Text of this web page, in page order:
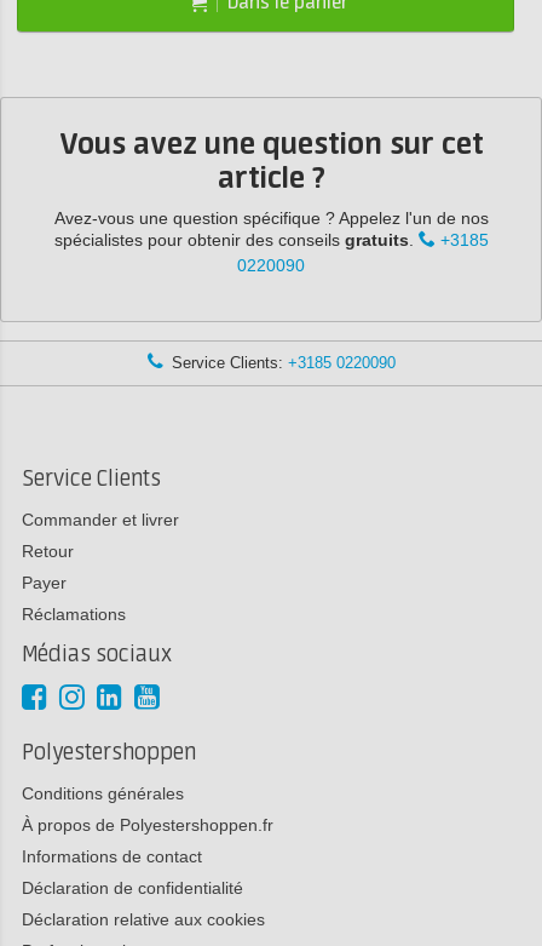
Vous avez une question sur cet
article ?
Avez-vous une question spécifique ? Appelez l'un de nos
spécialistes pour obtenir des conseils gratuits
+3185
0220090
Service Clients: +3185 0220090
Service Clients
Commander et livrer
Retour
Payer
Réclamations
Médias sociaux
Polyestershoppen
Conditions générales
À propos de Polyestershoppen.fr
Informations de contact
Déclaration de confidentialité
Déclaration relative aux cookies